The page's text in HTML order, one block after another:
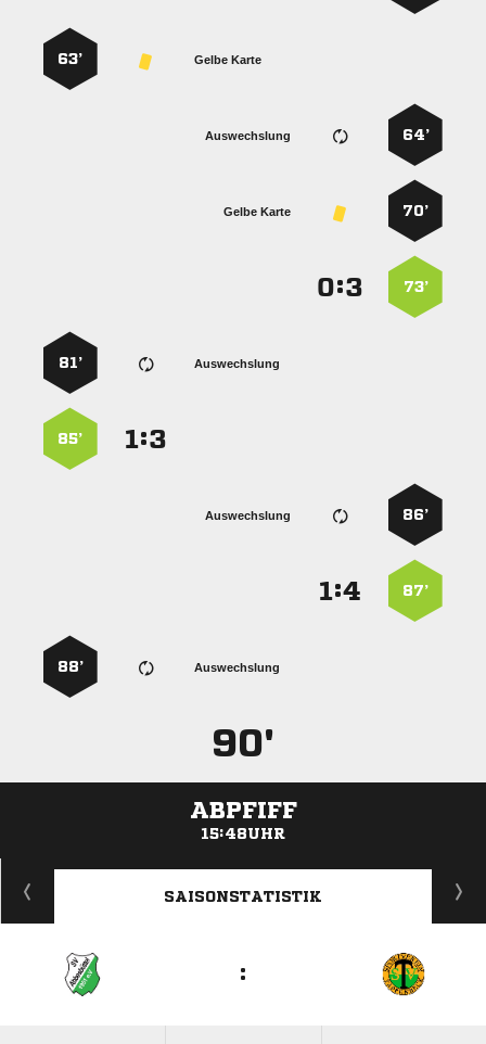
Gelbe Karte
63’
64’
Auswechslung
70’
Gelbe Karte
73’
:
Auswechslung
81’
:
85’
86’
Auswechslung
87’
:
Auswechslung
88’
90'
ABPFIFF
15:48UHR
ANZEIGE
SAISONSTATISTIK
: